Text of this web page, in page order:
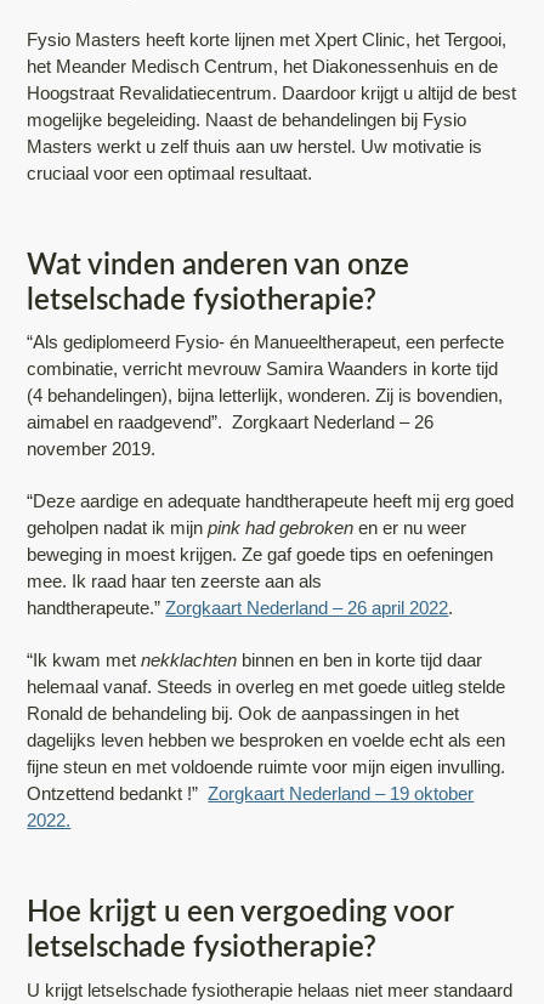
Fysio Masters heeft korte lijnen met Xpert Clinic, het Tergooi,
het Meander Medisch Centrum, het Diakonessenhuis en de
Hoogstraat Revalidatiecentrum. Daardoor krijgt u altijd de best
mogelijke begeleiding. Naast de behandelingen bij Fysio
Masters werkt u zelf thuis aan uw herstel. Uw motivatie is
cruciaal voor een optimaal resultaat.
Wat vinden anderen van onze
letselschade fysiotherapie?
“Als gediplomeerd Fysio- én Manueeltherapeut, een perfecte
combinatie, verricht mevrouw Samira Waanders in korte tijd
(4 behandelingen), bijna letterlijk, wonderen. Zij is bovendien,
aimabel en raadgevend”. Zorgkaart Nederland – 26
november 2019.
“Deze aardige en adequate handtherapeute heeft mij erg goed
geholpen nadat ik mijnpink had gebroken en er nu weer
beweging in moest krijgen. Ze gaf goede tips en oefeningen
mee. Ik raad haar ten zeerste aan als
handtherapeute.”Zorgkaart Nederland – 26 april 2022.
“Ik kwam metnekklachten binnen en ben in korte tijd daar
helemaal vanaf. Steeds in overleg en met goede uitleg stelde
Ronald de behandeling bij. Ook de aanpassingen in het
dagelijks leven hebben we besproken en voelde echt als een
fijne steun en met voldoende ruimte voor mijn eigen invulling.
Ontzettend bedankt !”Zorgkaart Nederland – 19 oktober
2022.
Hoe krijgt u een vergoeding voor
letselschade fysiotherapie?
U krijgt letselschade fysiotherapie helaas niet meer standaard